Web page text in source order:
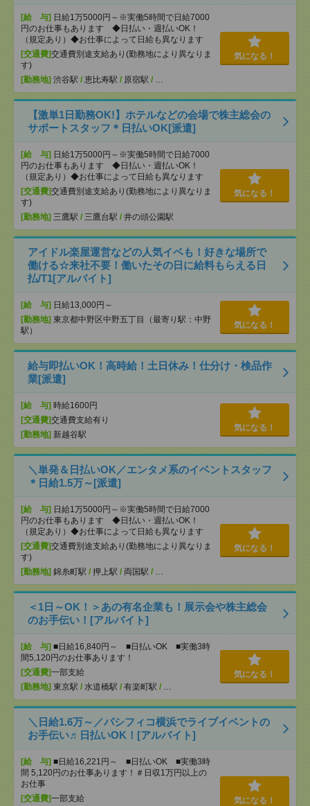
[給 与] 日給1万5000円～※実働5時間で日給7000
円のお仕事もあります ◆日払い・週払いOK！
（規定あり）◆お仕事によって日給も異なります
[交通費]交通費別途支給あり(勤務地により異なりま
す)
[勤務地] 渋谷駅 / 恵比寿駅 / 原宿駅 / …
気になる！
【激単1日勤務OK!】ホテルなどの会場で株主総会の
サポートスタッフ＊日払いOK[派遣]
[給 与] 日給1万5000円～※実働5時間で日給7000
円のお仕事もあります ◆日払い・週払いOK！
（規定あり）◆お仕事によって日給も異なります
[交通費]交通費別途支給あり(勤務地により異なりま
す)
[勤務地] 三鷹駅 / 三鷹台駅 / 井の頭公園駅
気になる！
アイドル楽屋運営などの人気イベも！好きな場所で
働ける☆来社不要！働いたその日に給料もらえる日
払/T1[アルバイト]
[給 与] 日給13,000円～
[勤務地] 東京都中野区中野五丁目（最寄り駅：中野
駅）
気になる！
給与即払いOK！高時給！土日休み！仕分け・検品作
業[派遣]
[給 与] 時給1600円
[交通費]交通費支給有り
[勤務地] 新越谷駅
気になる！
＼単発＆日払いOK／エンタメ系のイベントスタッフ
＊日給1.5万～[派遣]
[給 与] 日給1万5000円～※実働5時間で日給7000
円のお仕事もあります ◆日払い・週払いOK！
（規定あり）◆お仕事によって日給も異なります
[交通費]交通費別途支給あり(勤務地により異なりま
す)
[勤務地] 錦糸町駅 / 押上駅 / 両国駅 / …
気になる！
＜1日～OK！＞あの有名企業も！展示会や株主総会
のお手伝い！[アルバイト]
[給 与] ■日給16,840円～ ■日払いOK ■実働3時
間5,120円のお仕事あります！
[交通費]一部支給
[勤務地] 東京駅 / 水道橋駅 / 有楽町駅 / …
気になる！
＼日給1.6万～／パシフィコ横浜でライブイベントの
お手伝い♬日払いOK！[アルバイト]
[給 与] ■日給16,221円～ ■日払いOK ■実働3時
間 5,120円のお仕事あります！＃日収1万円以上の
お仕事
[交通費]一部支給
気になる！